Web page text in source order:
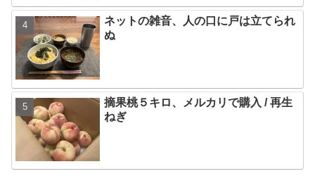
ネットの雑音、人の口に戸は立てられ
ぬ
摘果桃５キロ、メルカリで購入 / 再生
ねぎ